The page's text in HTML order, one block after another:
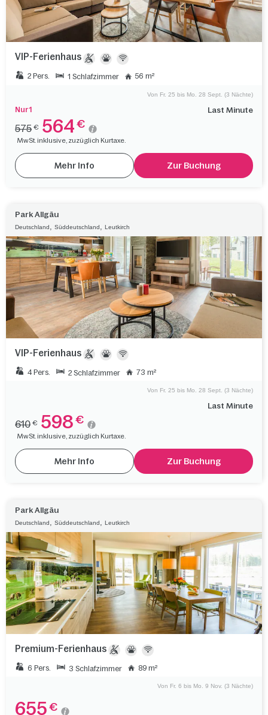
VIP-Ferienhaus
2 Pers. 1 Schlafzimmer 56 m²
Nur 1 Last Minute
Von Fr. 25 bis Mo. 28 Sept. (3 Nächte)
575 € 564 €
MwSt. inklusive, zuzüglich Kurtaxe.
Mehr Info Zur Buchung
Park Allgäu
Deutschland Süddeutschland Leutkirch
VIP-Ferienhaus
4 Pers. 2 Schlafzimmer 73 m²
Last Minute
Von Fr. 25 bis Mo. 28 Sept. (3 Nächte)
610 € 598 €
MwSt. inklusive, zuzüglich Kurtaxe.
Mehr Info Zur Buchung
Park Allgäu
Deutschland Süddeutschland Leutkirch
Premium-Ferienhaus
6 Pers. 3 Schlafzimmer 89 m²
Von Fr. 6 bis Mo. 9 Nov. (3 Nächte)
655 €